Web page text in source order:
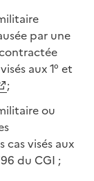
par une
aux 1° et
;
ou
cas visés aux
du CGI ;